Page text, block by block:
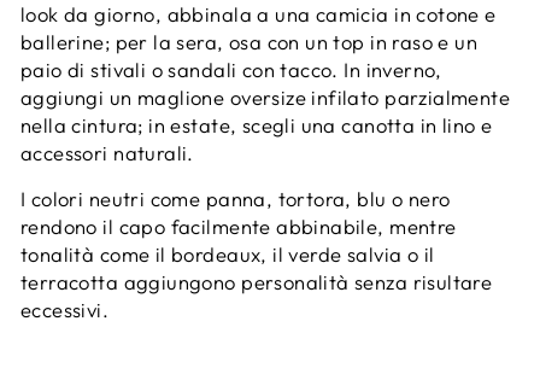
look da giorno, abbinala a una camicia in cotone e
ballerine; per la sera, osa con un top in raso e un
paio di stivali o sandali con tacco. In inverno,
aggiungi un maglione oversize infilato parzialmente
nella cintura; in estate, scegli una canotta in lino e
accessori naturali.
I colori neutri come panna, tortora, blu o nero
rendono il capo facilmente abbinabile, mentre
tonalità come il bordeaux, il verde salvia o il
terracotta aggiungono personalità senza risultare
eccessivi.